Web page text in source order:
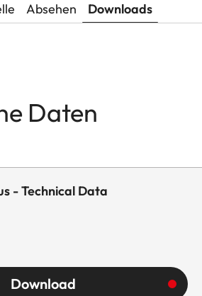
Absehen Downloads
Daten
- Technical Data
Download